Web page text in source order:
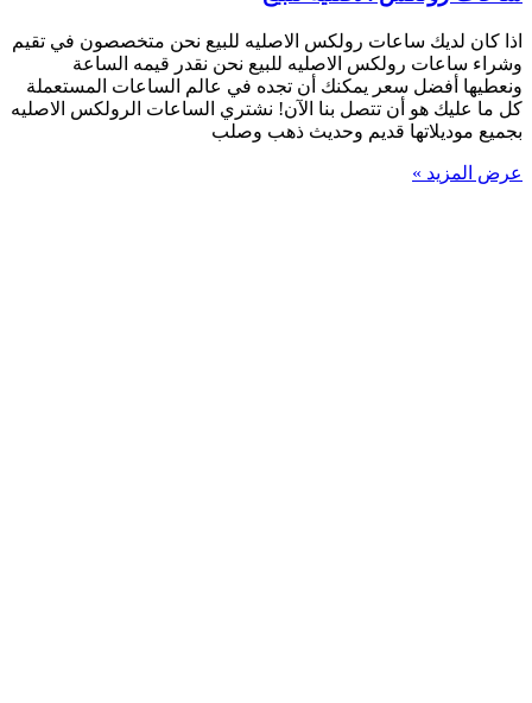
اذا كان لديك ساعات رولكس الاصليه للبيع نحن متخصصون في تقيم
وشراء ساعات رولكس الاصليه للبيع نحن نقدر قيمه الساعة
ونعطيها أفضل سعر يمكنك أن تجده في عالم الساعات المستعملة
كل ما عليك هو أن تتصل بنا الآن! نشتري الساعات الرولكس الاصليه
بجميع موديلاتها قديم وحديث ذهب وصلب
عرض المزيد »